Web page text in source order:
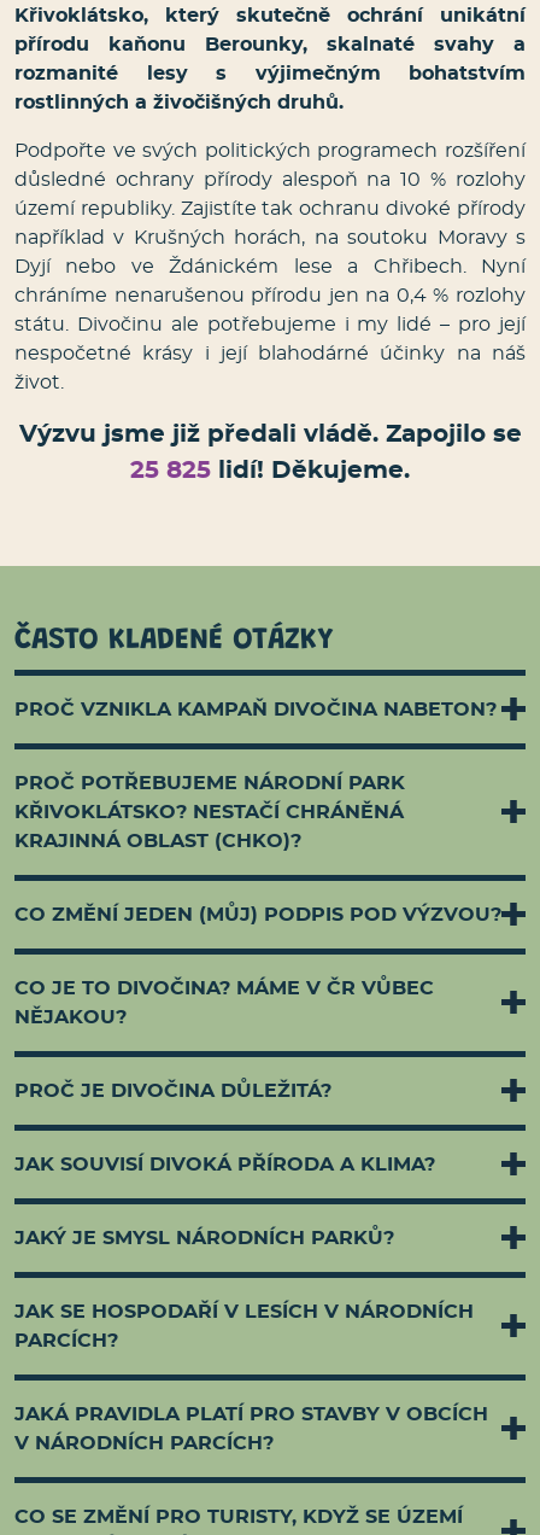
Křivoklátsko, který skutečně ochrání unikátní
přírodu kaňonu Berounky, skalnaté svahy a
rozmanité lesy s výjimečným bohatstvím
rostlinných a živočišných druhů.
Podpořte ve svých politických programech rozšíření
důsledné ochrany přírody alespoň na 10 % rozlohy
území republiky. Zajistíte tak ochranu divoké přírody
například v Krušných horách, na soutoku Moravy s
Dyjí nebo ve Ždánickém lese a Chřibech. Nyní
chráníme nenarušenou přírodu jen na 0,4 % rozlohy
státu. Divočinu ale potřebujeme i my lidé – pro její
nespočetné krásy i její blahodárné účinky na náš
život.
Výzvu jsme již předali vládě. Zapojilo se
25 825 lidí! Děkujeme.
ČASTO KLADENÉ OTÁZKY
PROČ VZNIKLA KAMPAŇ DIVOČINA NABETON?
PROČ POTŘEBUJEME NÁRODNÍ PARK
KŘIVOKLÁTSKO? NESTAČÍ CHRÁNĚNÁ
KRAJINNÁ OBLAST (CHKO)?
CO ZMĚNÍ JEDEN (MŮJ) PODPIS POD VÝZVOU?
CO JE TO DIVOČINA? MÁME V ČR VŮBEC
NĚJAKOU?
PROČ JE DIVOČINA DŮLEŽITÁ?
JAK SOUVISÍ DIVOKÁ PŘÍRODA A KLIMA?
JAKÝ JE SMYSL NÁRODNÍCH PARKŮ?
JAK SE HOSPODAŘÍ V LESÍCH V NÁRODNÍCH
PARCÍCH?
JAKÁ PRAVIDLA PLATÍ PRO STAVBY V OBCÍCH
V NÁRODNÍCH PARCÍCH?
CO SE ZMĚNÍ PRO TURISTY, KDYŽ SE ÚZEMÍ